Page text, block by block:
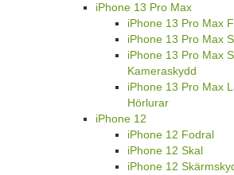
iPhone 13 Pro Max
iPhone 13 Pro Max
iPhone 13 Pro Max
iPhone 13 Pro Max
Kameraskydd
iPhone 13 Pro Max
Hörlurar
iPhone 12
iPhone 12 Fodral
iPhone 12 Skal
iPhone 12